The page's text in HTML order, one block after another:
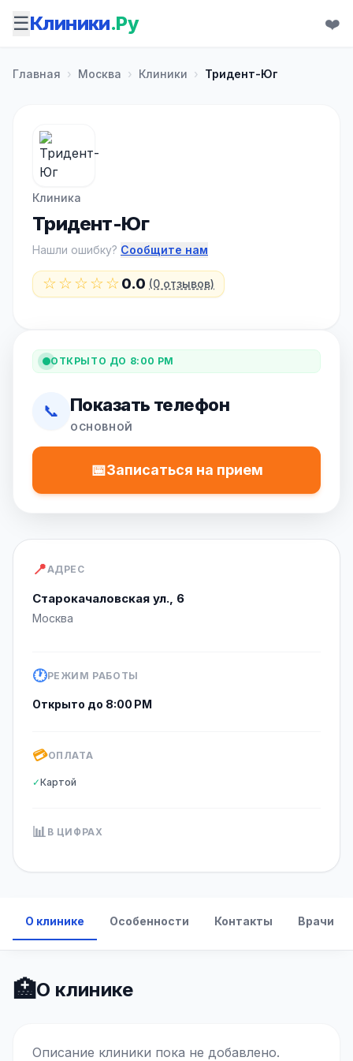
☰Клиники.Ру ❤️
Главная › Москва › Клиники › Тридент-Юг
Клиника
Тридент-Юг
Нашли ошибку? Сообщите нам
☆☆☆☆☆0.0 (0 отзывов)
ОТКРЫТО ДО 8:00 PM
📞 Показать телефон
ОСНОВНОЙ
📅Записаться на прием
📍АДРЕС
Старокачаловская ул., 6
Москва
🕐РЕЖИМ РАБОТЫ
Открыто до 8:00 PM
💳ОПЛАТА
✓Картой
📊 В ЦИФРАХ
О клинике Особенности Контакты Врачи
🏥О клинике
Описание клиники пока не добавлено.